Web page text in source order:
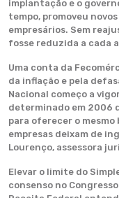
implantação e o
tempo, promoveu
empresários. Sem
fosse reduzida a cada
Uma conta da
da inflação e pela
Nacional começo a
determinado em 2006
para oferecer o
empresas deixam de
Lourenço, assessora
Elevar o limite do
consenso no